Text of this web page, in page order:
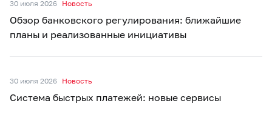
30 июля 2026 Новость
Обзор банковского регулирования: ближайшие
планы и реализованные инициативы
30 июля 2026 Новость
Система быстрых платежей: новые сервисы